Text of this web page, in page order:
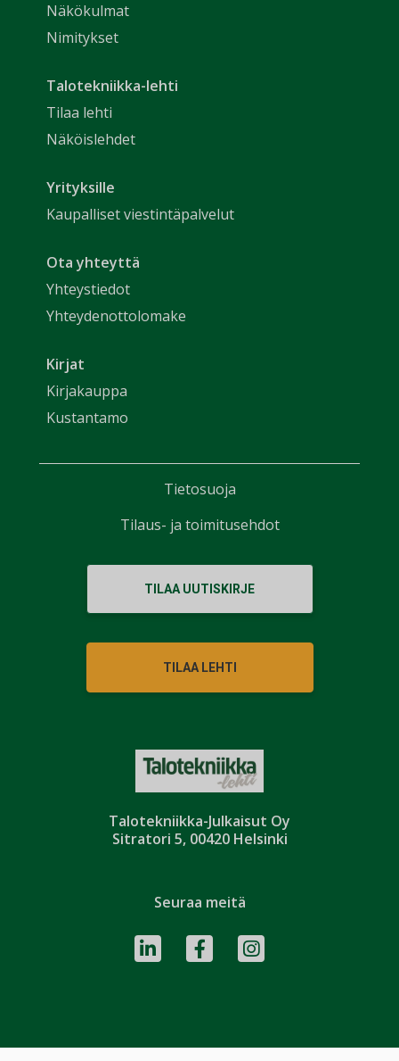
Talotekniikka-Julkaisut Oy
Sitratori 5, 00420 Helsinki
Näkökulmat
Nimitykset
Talotekniikka-lehti
Tilaa lehti
Näköislehdet
Yrityksille
Kaupalliset viestintäpalvelut
Ota yhteyttä
Yhteystiedot
Yhteydenottolomake
Kirjat
Kirjakauppa
Kustantamo
TILAA UUTISKIRJE
TILAA LEHTI
Seuraa meitä
Tietosuoja
Tilaus- ja toimitusehdot